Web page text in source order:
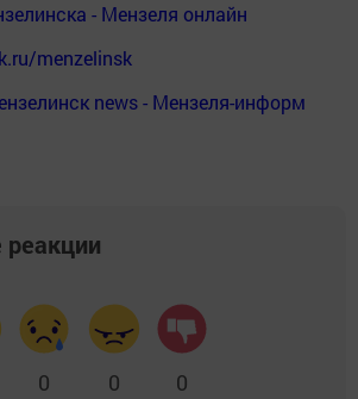
- Мензеля онлайн
menzelinsk
news - Мензеля-информ
реакции
0 0 0